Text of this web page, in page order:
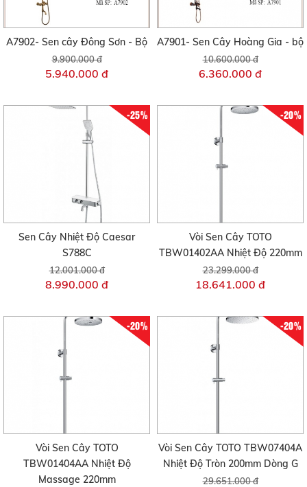
A7902- Sen cây Đông Sơn - Bộ
9.900.000 đ
5.940.000 đ
A7901- Sen Cây Hoàng Gia - bộ
10.600.000 đ
6.360.000 đ
-25%
Sen Cây Nhiệt Độ Caesar
S788C
12.001.000 đ
8.990.000 đ
-20%
Vòi Sen Cây TOTO
TBW01402AA Nhiệt Độ 220mm
23.299.000 đ
18.641.000 đ
-20%
Vòi Sen Cây TOTO
TBW01404AA Nhiệt Độ
Massage 220mm
-20%
Vòi Sen Cây TOTO TBW07404A
Nhiệt Độ Tròn 200mm Dòng G
29.651.000 đ